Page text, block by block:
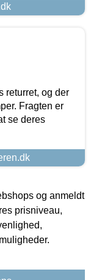
returret, og der
Fragten er
se deres
og anmeldt
prisniveau,